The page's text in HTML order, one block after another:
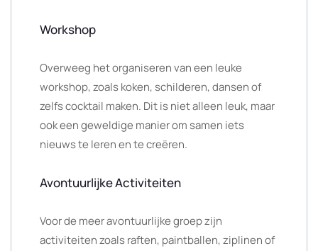
Workshop
Overweeg het organiseren van een leuke
workshop, zoals koken, schilderen, dansen of
zelfs cocktail maken. Dit is niet alleen leuk, maar
ook een geweldige manier om samen iets
nieuws te leren en te creëren.
Avontuurlijke Activiteiten
Voor de meer avontuurlijke groep zijn
activiteiten zoals raften, paintballen, ziplinen of